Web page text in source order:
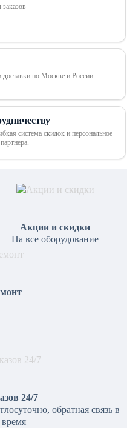
доставки по Москве и России
система скидок и персональное
Акции и скидки
На все оборудование
24/7
обратная связь в
время